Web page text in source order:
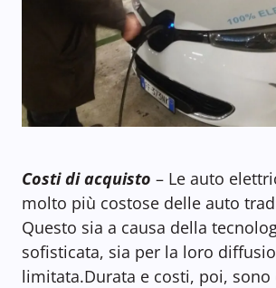
Costi di acquisto – Le auto
molto più costose delle auto
Questo sia a causa della
sofisticata, sia per la loro
limitata.Durata e costi, poi, sono